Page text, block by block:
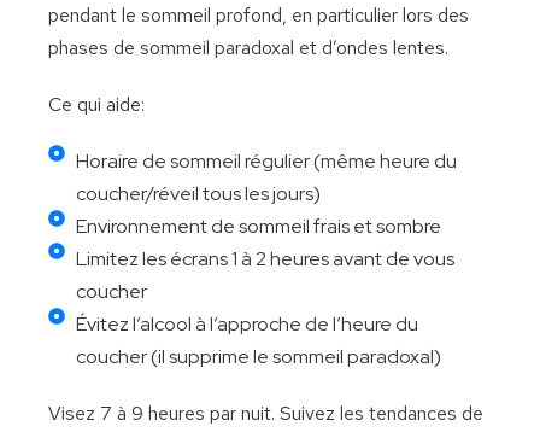
pendant le sommeil profond, en particulier lors des
phases de sommeil paradoxal et d’ondes lentes.
Ce qui aide:
Horaire de sommeil régulier (même heure du
coucher/réveil tous les jours)
Environnement de sommeil frais et sombre
Limitez les écrans 1 à 2 heures avant de vous
coucher
Évitez l’alcool à l’approche de l’heure du
coucher (il supprime le sommeil paradoxal)
Visez 7 à 9 heures par nuit. Suivez les tendances de